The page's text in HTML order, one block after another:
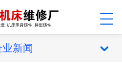
业新闻